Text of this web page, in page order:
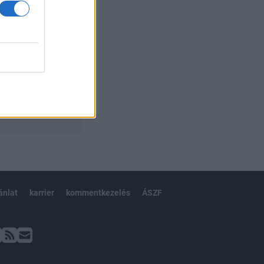
karrier kommentkezelés ÁSZF